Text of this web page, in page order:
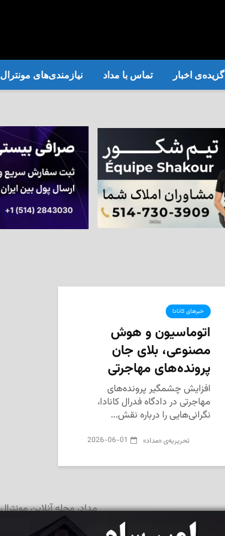
گزیده‌ی‌ اخبار تماس با مداد نیازمندی‌های مونترال
خبرهای کانادا
اتوماسیون و هوش
مصنوعی، بلای جان
پرونده‌های مهاجرتی
افزایش چشمگیر پرونده‌های
مهاجرتی در دادگاه فدرال کانادا،
نگرانی‌هایی را درباره نقش...
تحریریه‌ی «مداد» 2026-06-01
مداد، مجله آنلاین مونترال